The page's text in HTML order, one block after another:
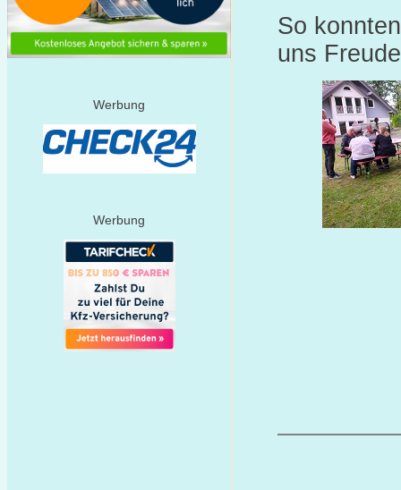
Werbung
Werbung
So
uns